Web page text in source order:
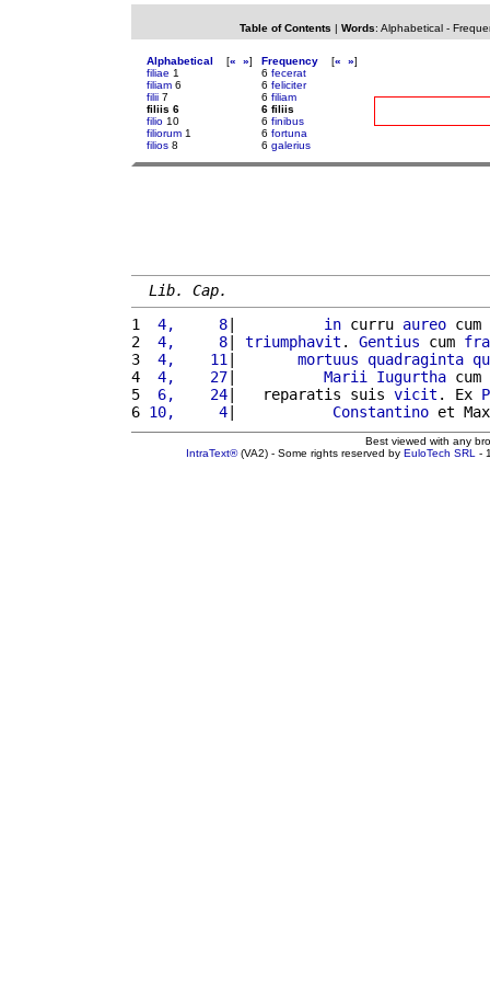
Table of Contents | Words: Alphabetical-
Alphabetical [« »]
filiae 1
filiam 6
filii 7
filiis 6
filio 10
filiorum 1
filios 8
Frequency [« »]
6 fecerat
6 feliciter
6 filiam
6 filiis
6 finibus
6 fortuna
6 galerius
Lib. Cap.
1
4,     8| in curru aureo cum
2
4,     8| triumphavit . Gentius cum
3
4,    11 | mortuus quadraginta
4
4,    27| Marii Iugurtha cum
5
6,    24|   reparatis suis vicit . Ex
6 10,     4| Constantino et
Best viewed with any
IntraText®(VA2) - Some rights reserved by EuloTech SRL -